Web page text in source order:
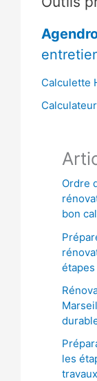
c
h
e
r
Calculette
Ordre
bon
étapes
les
travaux